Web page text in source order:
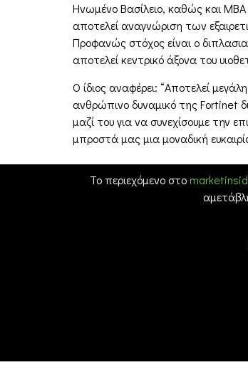
Ηνωμένο Βασίλειο, καθώς και
αποτελεί αναγνώριση των
Προφανώς στόχος είναι ο
αποτελεί κεντρικό άξονα του
Ο ίδιος αναφέρει: “Αποτελεί
ανθρώπινο δυναμικό της Fortinet
μαζί του για να συνεχίσουμε την
μπροστά μας μια μοναδική
Το περιεχόμενο στο